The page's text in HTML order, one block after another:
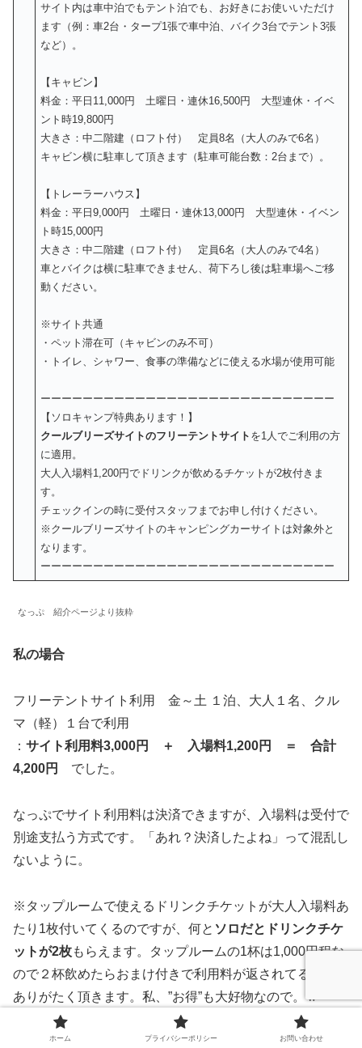
サイト内は車中泊でもテント泊でも、お好きにお使いいただけ
ます（例：車2台・タープ1張で車中泊、バイク3台でテント3張
など）。
【キャビン】
料金：平日11,000円 土曜日・連休16,500円 大型連休・イベ
ント時19,800円
大きさ：中二階建（ロフト付） 定員8名（大人のみで6名）
キャビン横に駐車して頂きます（駐車可能台数：2台まで）。
【トレーラーハウス】
料金：平日9,000円 土曜日・連休13,000円 大型連休・イベン
ト時15,000円
大きさ：中二階建（ロフト付） 定員6名（大人のみで4名）
車とバイクは横に駐車できません、荷下ろし後は駐車場へご移
動ください。
※サイト共通
・ペット滞在可（キャビンのみ不可）
・トイレ、シャワー、食事の準備などに使える水場が使用可能
ーーーーーーーーーーーーーーーーーーーーーーーーーーーー
【ソロキャンプ特典あります！】
クールブリーズサイトのフリーテントサイト を1人でご利用の方
に適用。
大人入場料1,200円でドリンクが飲めるチケットが2枚付きま
す。
チェックインの時に受付スタッフまでお申し付けください。
※クールブリーズサイトのキャンピングカーサイトは対象外と
なります。
ーーーーーーーーーーーーーーーーーーーーーーーーーーーー
なっぷ 紹介ページより抜粋
私の場合
フリーテントサイト利用 金～土 １泊、大人１名、クル
マ（軽）１台で利用
： サイト利用料3,000円 ＋ 入場料1,200円 ＝ 合計
4,200円
でした。
なっぷでサイト利用料は決済できますが、入場料は受付で
別途支払う方式です。「あれ？決済したよね」って混乱し
ないように。
※タップルームで使えるドリンクチケットが大人入場料あ
たり1枚付いてくるのですが、何と ソロだとドリンクチケ
ットが2枚もらえます。タップルームの1杯は1,000円程な
ので２杯飲めたらおまけ付きで利用料が返されてる感じ…
ありがたく頂きます。私、”お得”も大好物なので。ｗ
ホーム プライバシーポリシー お問い合わせ